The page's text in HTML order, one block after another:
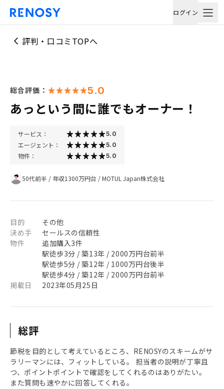
ログイン
評判・口コミTOPへ
総合評価： 5.0
あっという間に誰でもオーナー！
サービス： 5.0
エージェント： 5.0
物件： 5.0
50代前半 / 年収1300万円台 /MOTUL Japan株式会社
目的
その他
決め手
セールスの信頼性
物件
追加購入3件
駅徒歩3分 / 築13年 / 2000万円台前半
駅徒歩5分 / 築12年 / 1000万円台後半
駅徒歩4分 / 築12年 / 2000万円台前半
掲載日
2023年05月25日
総評
節税を目的として考えているところ、RENOSYのスキームがサ
ラリーマンには、フィットしている。 担当者の説明が丁寧且
つ、ポイントポイントで確認をしてくれるのはありがたい。
また質問も速やかに回答してくれる。